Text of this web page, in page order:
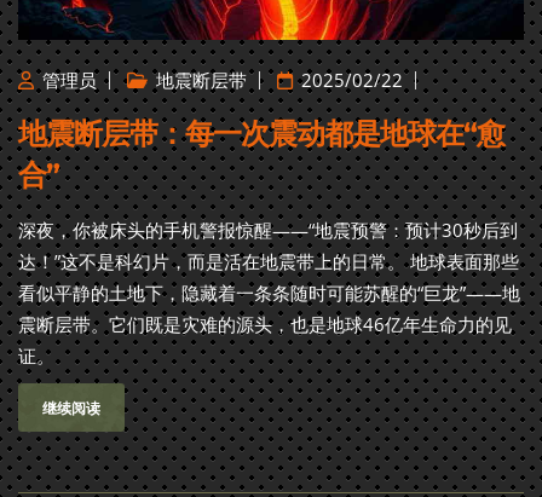
管理员 地震断层带 2025/02/22
地震断层带：每一次震动都是地球在“愈
合”
深夜，你被床头的手机警报惊醒——“地震预警：预计30秒后到
达！”这不是科幻片，而是活在地震带上的日常。 地球表面那些
看似平静的土地下，隐藏着一条条随时可能苏醒的“巨龙”——地
震断层带。它们既是灾难的源头，也是地球46亿年生命力的见
证。
继续阅读